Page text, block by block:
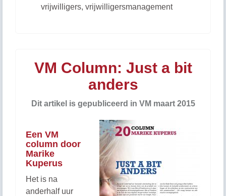
vrijwilligers, vrijwilligersmanagement
VM Column: Just a bit
anders
Dit artikel is gepubliceerd in VM maart 2015
Een VM
column door
Marike
Kuperus
Het is na
anderhalf uur